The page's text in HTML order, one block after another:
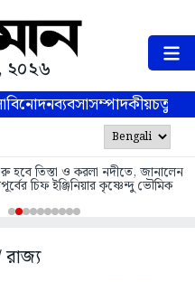
২০২৬
বিনোদনব্যবসাসম্পাদকীয়
হবে তিস্তা ও করলা নদীতে, জানালেন
চিফ ইঞ্জিনিয়ার কৃষ্ণেন্দু ভৌমিক
রাজ্য